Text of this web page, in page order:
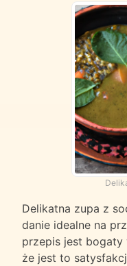
Delikatna zupa z
danie idealne na
przepis jest bogaty
że jest to